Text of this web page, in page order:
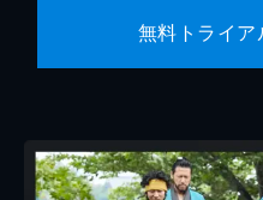
無料トライア